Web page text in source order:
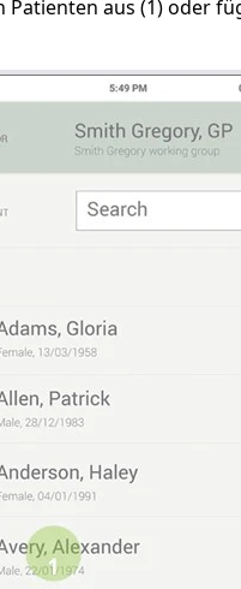
Patienten aus (1) oder